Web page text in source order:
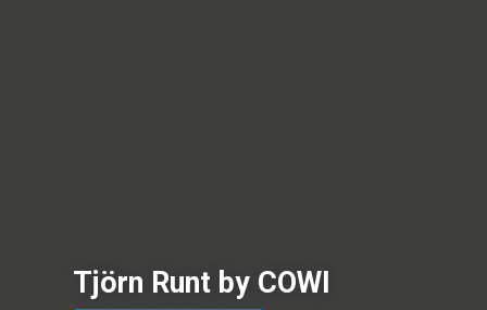
Tjörn Runt by COWI